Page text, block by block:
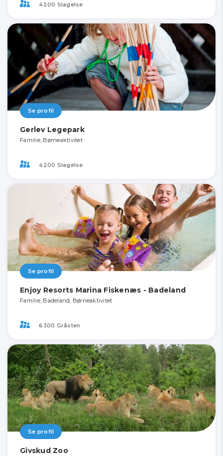
4200 Slagelse
Se profil
Gerlev Legepark
Familie, Børneaktivitet
4200 Slagelse
Se profil
Enjoy Resorts Marina Fiskenæs - Badeland
Familie, Badeland, Børneaktivitet
6300 Gråsten
Se profil
Givskud Zoo